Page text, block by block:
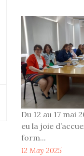
Du 12 au 17 mai
eu la joie
form...
12 May 2025